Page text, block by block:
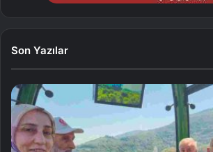
Son Yazılar